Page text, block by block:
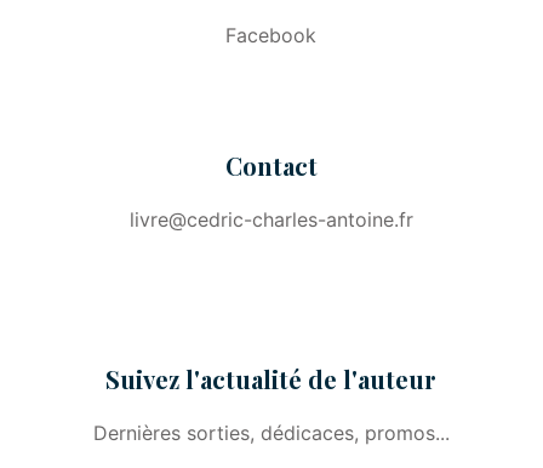
Facebook
Contact
livre@cedric-charles-antoine.fr
Suivez l'actualité de l'auteur
Dernières sorties, dédicaces, promos...